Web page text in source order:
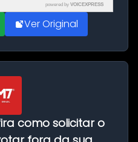
powered by VOICEXPRESS
Ver Original
como solicitar o